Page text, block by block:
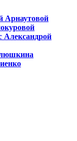
Арнаутовой
Александрой